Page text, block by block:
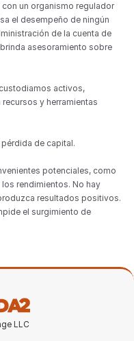
un organismo regulador
el desempeño de ningún
de la cuenta de
asesoramiento sobre
activos,
y herramientas
de capital.
potenciales, como
rendimientos. No hay
resultados positivos.
el surgimiento de
LLC